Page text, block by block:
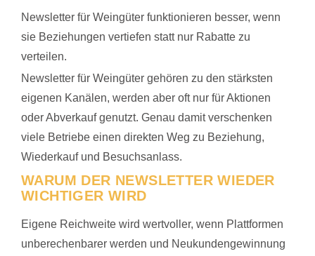
Newsletter für Weingüter funktionieren besser, wenn
sie Beziehungen vertiefen statt nur Rabatte zu
verteilen.
Newsletter für Weingüter gehören zu den stärksten
eigenen Kanälen, werden aber oft nur für Aktionen
oder Abverkauf genutzt. Genau damit verschenken
viele Betriebe einen direkten Weg zu Beziehung,
Wiederkauf und Besuchsanlass.
WARUM DER NEWSLETTER WIEDER
WICHTIGER WIRD
Eigene Reichweite wird wertvoller, wenn Plattformen
unberechenbarer werden und Neukundengewinnung